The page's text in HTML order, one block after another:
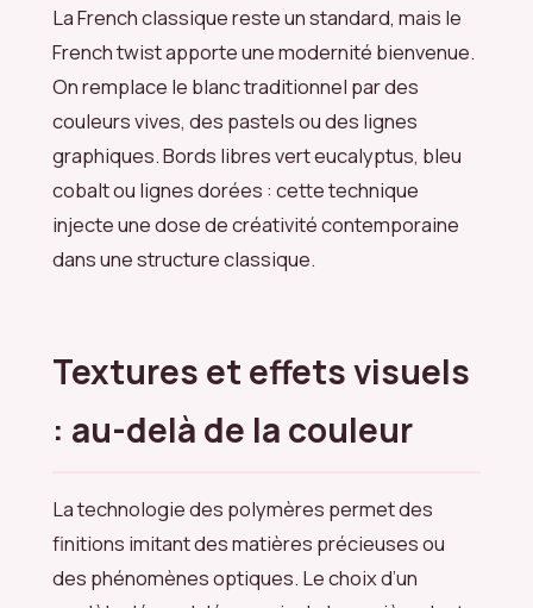
La French classique reste un standard, mais le
French twist apporte une modernité bienvenue.
On remplace le blanc traditionnel par des
couleurs vives, des pastels ou des lignes
graphiques. Bords libres vert eucalyptus, bleu
cobalt ou lignes dorées : cette technique
injecte une dose de créativité contemporaine
dans une structure classique.
Textures et effets visuels
: au-delà de la couleur
La technologie des polymères permet des
finitions imitant des matières précieuses ou
des phénomènes optiques. Le choix d’un